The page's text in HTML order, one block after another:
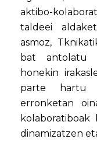
aktibo-
taldeei
asmoz,
bat antolatu
honekin
parte hartu
erronketan
kolaboratiboak
dinamizatzen